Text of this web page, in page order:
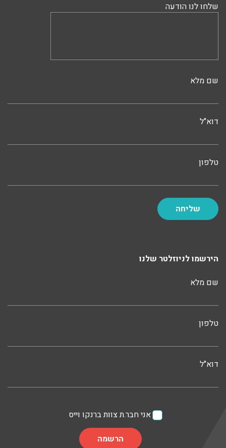
שלחו לנו הודעה
שם מלא
דוא"ל
טלפון
הירשמו לניוזלטר שלנו
שם מלא
טלפון
דוא"ל
אני חבר.ת צוות ברנקו וייס